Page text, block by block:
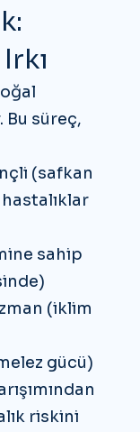
Bu süreç,
(safkan
sahip
(iklim
gücü)
riskini